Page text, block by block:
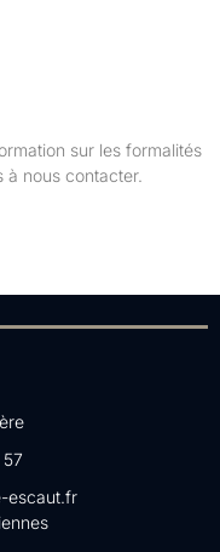
sur les formalités
à nous contacter.
escaut.fr